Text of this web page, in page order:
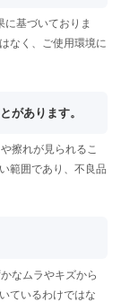
基づいておりま
なく、ご使用環境に
があります。
擦れが見られるこ
範囲であり、不良品
なムラやキズから
ているわけではな